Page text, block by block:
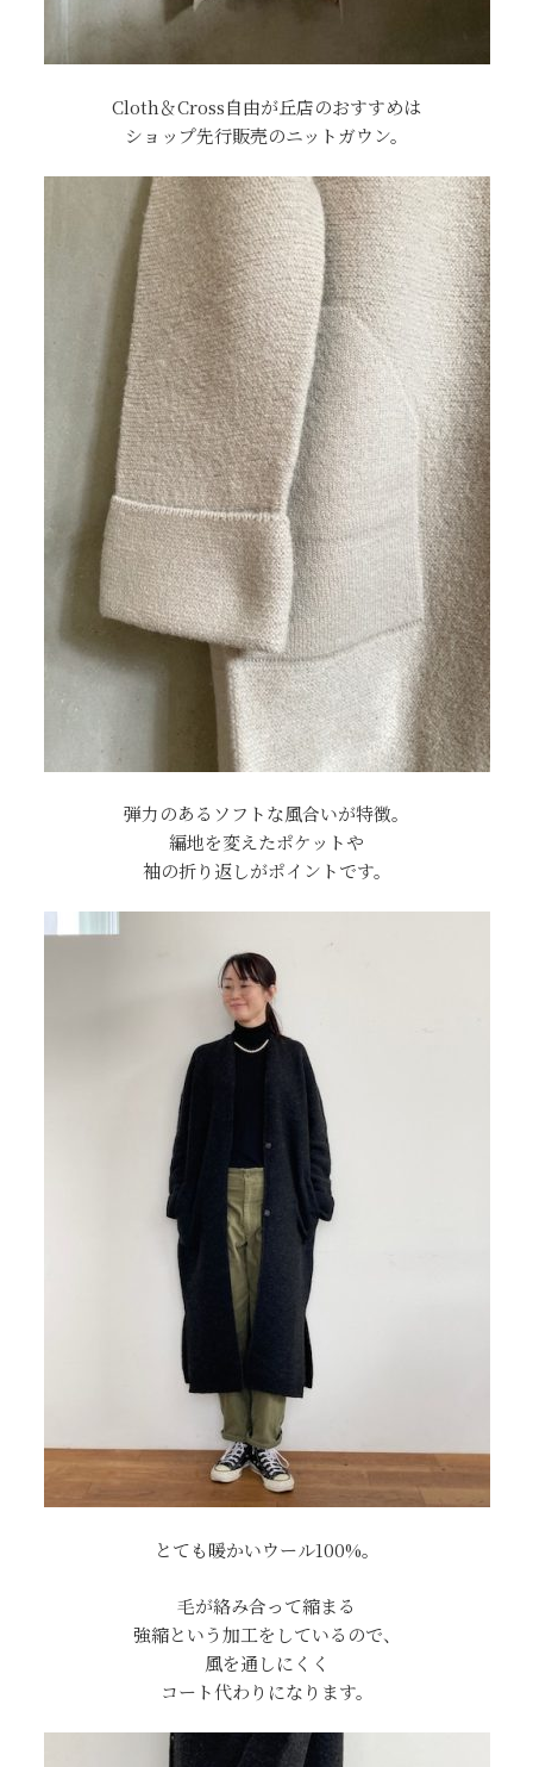
Cloth＆Cross自由が丘店のおすすめは
ショップ先行販売のニットガウン。
弾力のあるソフトな風合いが特徴。
編地を変えたポケットや
袖の折り返しがポイントです。
とても暖かいウール100%。
毛が絡み合って縮まる
強縮という加工をしているので、
風を通しにくく
コート代わりになります。